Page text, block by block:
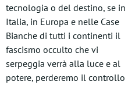
tecnologia o del destino, se in
Italia, in Europa e nelle Case
Bianche di tutti i continenti il
fascismo occulto che vi
serpeggia verrà alla luce e al
potere, perderemo il controllo